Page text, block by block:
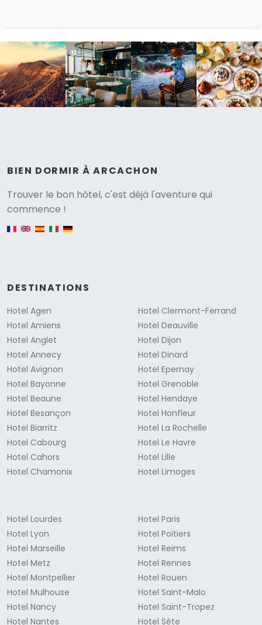
BIEN DORMIR À ARCACHON
Trouver le bon hôtel, c'est déjà l'aventure qui
commence !
DESTINATIONS
Hotel Agen
Hotel Amiens
Hotel Anglet
Hotel Annecy
Hotel Avignon
Hotel Bayonne
Hotel Beaune
Hotel Besançon
Hotel Biarritz
Hotel Cabourg
Hotel Cahors
Hotel Chamonix
Hotel Clermont-Ferrand
Hotel Deauville
Hotel Dijon
Hotel Dinard
Hotel Epernay
Hotel Grenoble
Hotel Hendaye
Hotel Honfleur
Hotel La Rochelle
Hotel Le Havre
Hotel Lille
Hotel Limoges
Hotel Lourdes
Hotel Lyon
Hotel Marseille
Hotel Metz
Hotel Montpellier
Hotel Mulhouse
Hotel Nancy
Hotel Nantes
Hotel Paris
Hotel Poitiers
Hotel Reims
Hotel Rennes
Hotel Rouen
Hotel Saint-Malo
Hotel Saint-Tropez
Hotel Sète